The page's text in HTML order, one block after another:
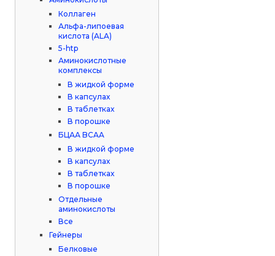
Коллаген
Альфа-липоевая
кислота (ALA)
5-htp
Аминокислотные
комплексы
В жидкой форме
В капсулах
В таблетках
В порошке
БЦАА BCAA
В жидкой форме
В капсулах
В таблетках
В порошке
Отдельные
аминокислоты
Все
Гейнеры
Белковые